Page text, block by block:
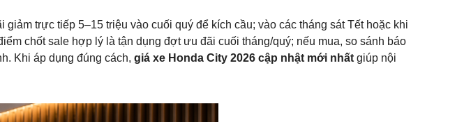
trực tiếp 5–15 triệu vào cuối quý để kích cầu; vào các tháng sát Tết hoặc khi
chốt sale hợp lý là tận dụng đợt ưu đãi cuối tháng/quý; nếu mua, so sánh báo
Khi áp dụng đúng cách, giá xe Honda City 2026 cập nhật mới nhất giúp nội